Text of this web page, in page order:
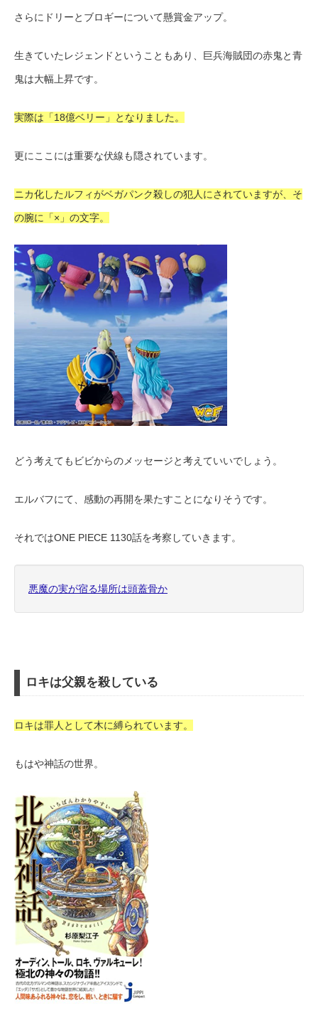
さらにドリーとブロギーについて懸賞金アップ。
生きていたレジェンドということもあり、巨兵海賊団の赤鬼と青
鬼は大幅上昇です。
実際は「18億ベリー」となりました。
更にここには重要な伏線も隠されています。
ニカ化したルフィがベガパンク殺しの犯人にされていますが、そ
の腕に「×」の文字。
どう考えてもビビからのメッセージと考えていいでしょう。
エルバフにて、感動の再開を果たすことになりそうです。
それではONE PIECE 1130話を考察していきます。
悪魔の実が宿る場所は頭蓋骨か
ロキは父親を殺している
ロキは罪人として木に縛られています。
もはや神話の世界。